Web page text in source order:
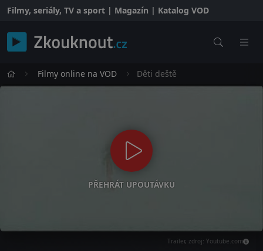
Filmy, seriály, TV a sport | Magazín | Katalog VOD
Filmy online na VOD Děti deště
PŘEHRÁT UPOUTÁVKU
Trailer, zdroj: Youtube.com